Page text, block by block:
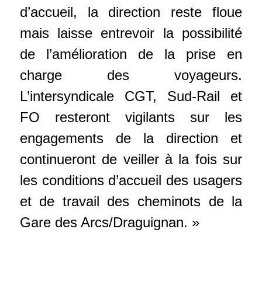
d’accueil, la direction reste floue
mais laisse entrevoir la possibilité
de l’amélioration de la prise en
charge des voyageurs.
L’intersyndicale CGT, Sud-Rail et
FO resteront vigilants sur les
engagements de la direction et
continueront de veiller à la fois sur
les conditions d’accueil des usagers
et de travail des cheminots de la
Gare des Arcs/Draguignan. »